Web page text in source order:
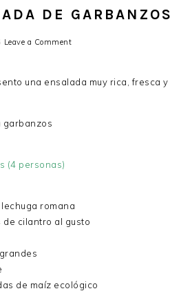
DE
Leave a Comment
una ensalada muy rica, fresca
(4 personas)
romana
de cilantro al gusto
de maíz ecológico